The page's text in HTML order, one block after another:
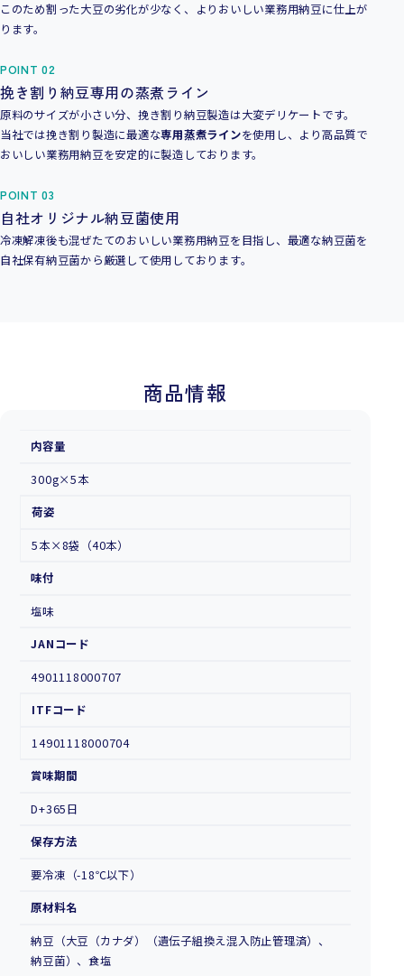
このため割った大豆の劣化が少なく、よりおいしい業務用納豆に仕上が
ります。
POINT 02
挽き割り納豆専用の蒸煮ライン
原料のサイズが小さい分、挽き割り納豆製造は大変デリケートです。
当社では挽き割り製造に最適な専用蒸煮ラインを使用し、より高品質で
おいしい業務用納豆を安定的に製造しております。
POINT 03
自社オリジナル納豆菌使用
冷凍解凍後も混ぜたてのおいしい業務用納豆を目指し、最適な納豆菌を
自社保有納豆菌から厳選して使用しております。
商品情報
内容量
300g×5本
荷姿
5本×8袋（40本）
味付
塩味
JANコード
4901118000707
ITFコード
14901118000704
賞味期間
D+365日
保存方法
要冷凍（-18℃以下）
原材料名
納豆（大豆（カナダ）（遺伝子組換え混入防止管理済）、
納豆菌）、食塩